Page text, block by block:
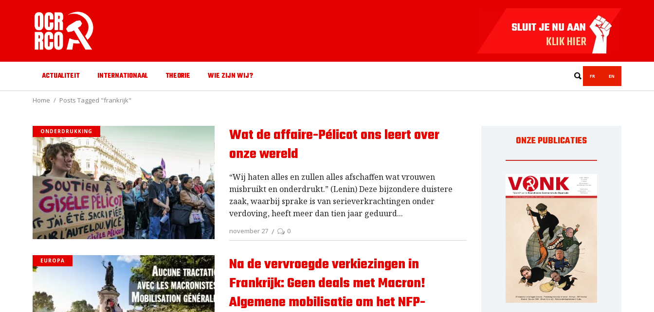
ACTUALITEIT INTERNATIONAAL THEORIE WIE ZIJN WIJ? FR EN
Home Posts Tagged "frankrijk"
ONDERDRUKKING
Wat de affaire-Pélicot ons leert over
onze wereld
“Wij haten alles en zullen alles afschaffen wat vrouwen
misbruikt en onderdrukt.” (Lenin) Deze bijzondere duistere
zaak, waarbij sprake is van serieverkrachtingen onder
verdoving, heeft meer dan tien jaar geduurd
november 27 0
EUROPA
Na de vervroegde verkiezingen in
Frankrijk: Geen deals met Macron!
Algemene mobilisatie om het NFP-
ONZE PUBLICATIES